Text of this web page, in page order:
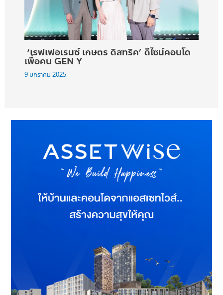
‘เรฟเฟอเรนซ์ เกษตร ดิสทริค’ ดีไซน์คอนโด
เพื่อคน GEN Y
9 มกราคม 2025